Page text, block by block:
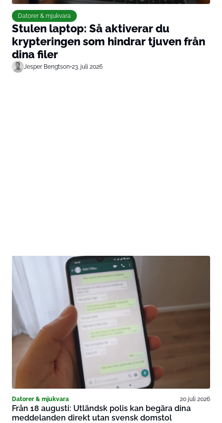
Datorer & mjukvara
Stulen laptop: Så aktiverar du
krypteringen som hindrar tjuven från
dina filer
Jesper Bengtson•23. juli 2026
Datorer & mjukvara 20 juli 2026
Från 18 augusti: Utländsk polis kan begära dina
meddelanden direkt utan svensk domstol